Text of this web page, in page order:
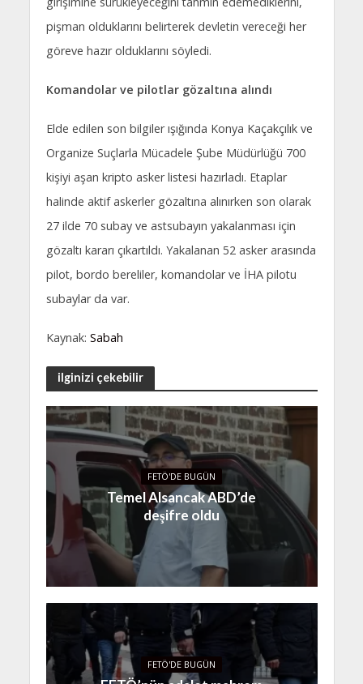
pişman olduklarını belirterek devletin vereceği her
göreve hazır olduklarını söyledi.
Komandolar ve pilotlar gözaltına alındı
Elde edilen son bilgiler ışığında Konya Kaçakçılık ve
Organize Suçlarla Mücadele Şube Müdürlüğü 700
kişiyi aşan kripto asker listesi hazırladı. Etaplar
halinde aktif askerler gözaltına alınırken son olarak
27 ilde 70 subay ve astsubayın yakalanması için
gözaltı kararı çıkartıldı. Yakalanan 52 asker arasında
pilot, bordo bereliler, komandolar ve İHA pilotu
subaylar da var.
Kaynak: Sabah
ilginizi çekebilir
FETÖ'DE BUGÜN
Temel Alsancak ABD’de
deşifre oldu
FETÖ'DE BUGÜN